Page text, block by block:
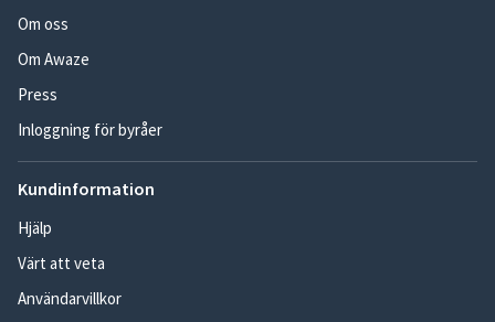
Om oss
Om Awaze
Press
Inloggning för byråer
Kundinformation
Hjälp
Värt att veta
Användarvillkor